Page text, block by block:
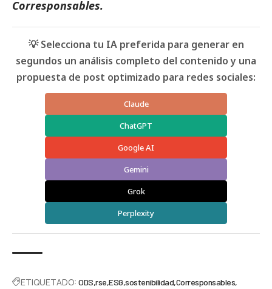
Corresponsables.
💡 Selecciona tu IA preferida para generar en
segundos un análisis completo del contenido y una
propuesta de post optimizado para redes sociales:
Claude
ChatGPT
Google AI
Gemini
Grok
Perplexity
ETIQUETADO: ODS rse ESG sostenibilidad Corresponsables